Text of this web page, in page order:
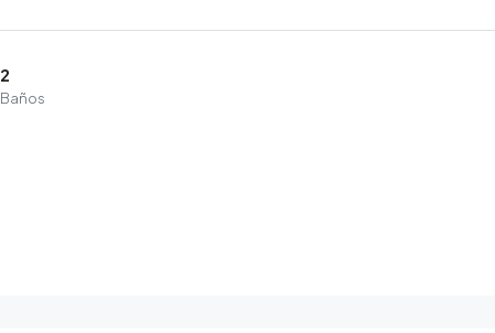
2
Baños